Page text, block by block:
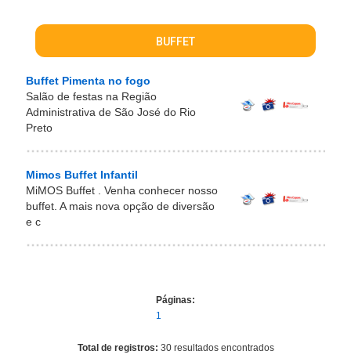
BUFFET
Buffet Pimenta no fogo
Salão de festas na Região
Administrativa de São José do Rio
Preto
Mimos Buffet Infantil
MiMOS Buffet . Venha conhecer nosso
buffet. A mais nova opção de diversão
e c
Páginas:
1
Total de registros: 30 resultados encontrados